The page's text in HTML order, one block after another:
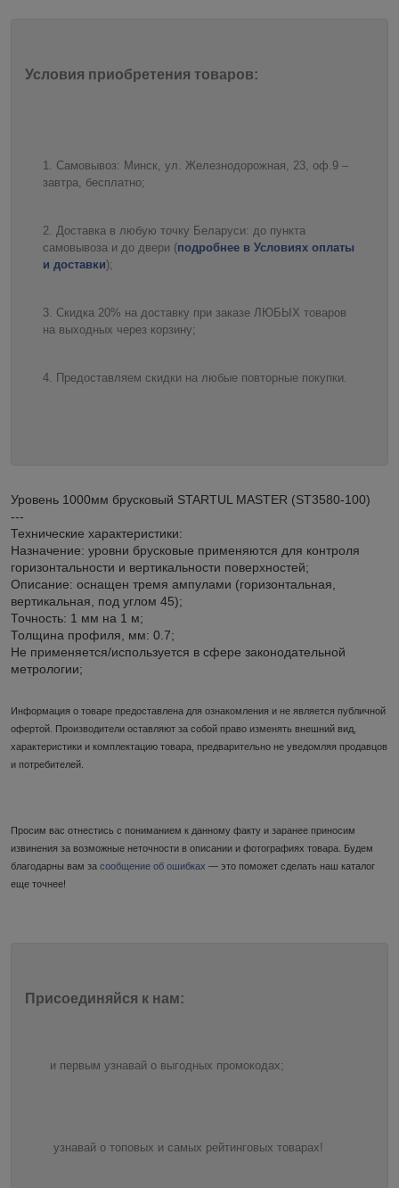
Условия приобретения товаров:
Самовывоз: Минск, ул. Железнодорожная, 23, оф.9 –
завтра, бесплатно;
Доставка в любую точку Беларуси: до пункта
самовывоза и до двери (подробнее в Условиях оплаты
и доставки);
Скидка 20% на доставку при заказе ЛЮБЫХ товаров
на выходных через корзину;
Предоставляем скидки на любые повторные покупки.
Уровень 1000мм брусковый STARTUL MASTER (ST3580-100)
---
Технические характеристики:
Назначение: уровни брусковые применяются для контроля
горизонтальности и вертикальности поверхностей;
Описание: оснащен тремя ампулами (горизонтальная,
вертикальная, под углом 45);
Точность: 1 мм на 1 м;
Толщина профиля, мм: 0.7;
Не применяется/используется в сфере законодательной
метрологии;
Информация о товаре предоставлена для ознакомления и не является публичной
офертой. Производители оставляют за собой право изменять внешний вид,
характеристики и комплектацию товара, предварительно не уведомляя продавцов
и потребителей.
Просим вас отнестись с пониманием к данному факту и заранее приносим
извинения за возможные неточности в описании и фотографиях товара. Будем
благодарны вам за сообщение об ошибках — это поможет сделать наш каталог
еще точнее!
Присоединяйся к нам:
и первым узнавай о выгодных промокодах;
узнавай о топовых и самых рейтинговых товарах!